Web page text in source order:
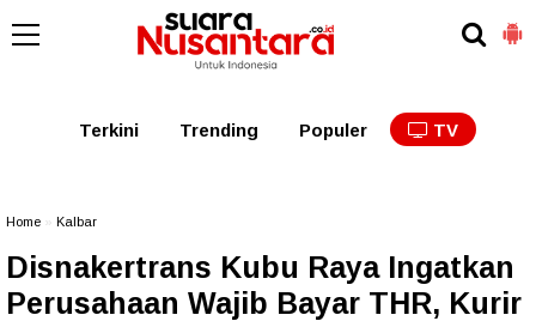
Kalbar Kalteng
Terkini Trending Populer TV
Home Kalbar
Disnakertrans Kubu Raya Ingatkan
Perusahaan Wajib Bayar THR, Kurir